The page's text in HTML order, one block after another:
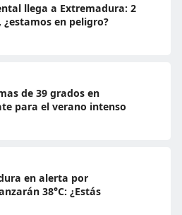
llega a Extremadura: 2
¿estamos en peligro?
de 39 grados en
para el verano intenso
en alerta por
38°C: ¿Estás